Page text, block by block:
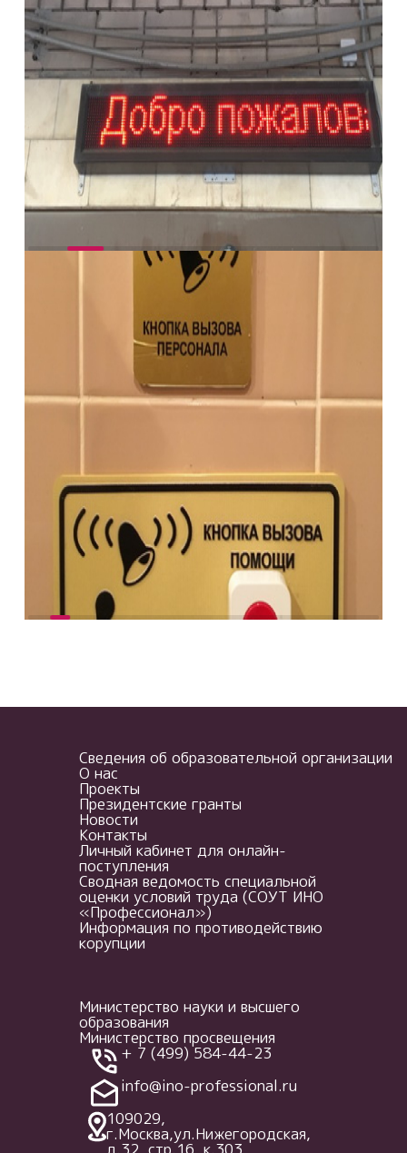
Сведения об образовательной организации
О нас
Проекты
Президентские гранты
Новости
Контакты
Личный кабинет для онлайн-
поступления
Сводная ведомость специальной
оценки условий труда (СОУТ ИНО
«Профессионал»)
Информация по противодействию
корупции
Министерство науки и высшего
образования
Министерство просвещения
+ 7 (499) 584-44-23
info@ino-professional.ru
109029,
г.Москва,ул.Нижегородская,
д.32, стр.16, к.303